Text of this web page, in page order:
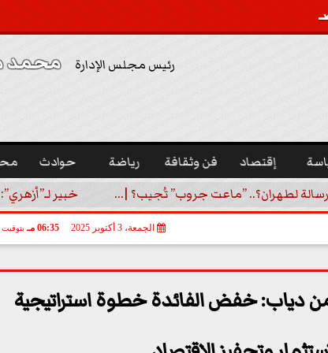
رئيس مجلس الإدارة محمد
إقتصاد فن وثقافة رياضة حوادث
لطهران؟.. ”ماعت جروب” تُجيب؟ |... خبير
الجمعة، 3 أكتوبر 2025 06:35 مـ بتوقيت
دياب: خفض الفائدة خطوة استراتيجية